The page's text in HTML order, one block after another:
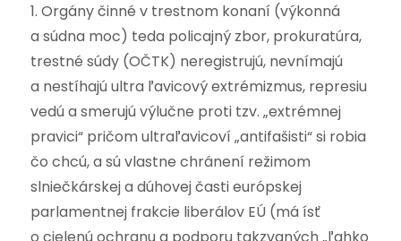
1. Orgány činné v trestnom konaní (výkonná
a súdna moc) teda policajný zbor, prokuratúra,
trestné súdy (OČTK) neregistrujú, nevnímajú
a nestíhajú ultra ľavicový extrémizmus, represiu
vedú a smerujú výlučne proti tzv. „extrémnej
pravici“ pričom ultraľavicoví „antifašisti“ si robia
čo chcú, a sú vlastne chránení režimom
slniečkárskej a dúhovej časti európskej
parlamentnej frakcie liberálov EÚ (má ísť